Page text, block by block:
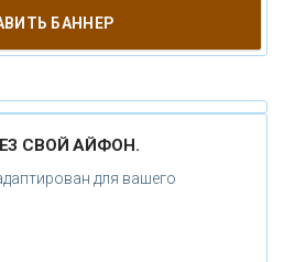
БАННЕР
СВОЙ АЙФОН.
для вашего